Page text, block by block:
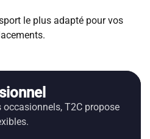
le plus adapté pour vos
T2C propose